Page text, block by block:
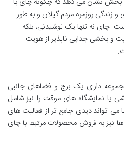
و زندگی روزمره مردم گیلان و به طور
چای نه تنها یک نوشیدنی، بلکه
و بخشی جدایی ناپذیر از هویت
دارای یک برج و فضاهای جانبی
یا نمایشگاه های موقت را نیز شامل
تواند دیدی جامع تر از فعالیت های
نیز به فروش محصولات مرتبط با چای